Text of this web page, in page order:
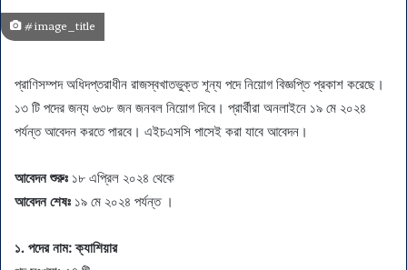
#image_title
প্রাণিসম্পদ অধিদপ্তরাধীন রাজস্বখাতভুক্ত শূন্য পদে নিয়োগ বিজ্ঞপ্তি প্রকাশ করেছে।
১৩ টি পদের জন্য ৬৩৮ জন জনবল নিয়োগ দিবে। প্রার্থীরা অনলাইনে ১৯ মে ২০২৪
পর্যন্ত আবেদন করতে পারবে। এইচএসসি পাসেই করা যাবে আবেদন।
আবেদন শুরুঃ ১৮ এপ্রিল ২০২৪ থেকে
আবেদন শেষঃ ১৯ মে ২০২৪ পর্যন্ত ।
১. পদের নাম:ক্যাশিয়ার